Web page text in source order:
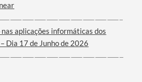
aplicações informáticas dos
Dia 17 de Junho de 2026